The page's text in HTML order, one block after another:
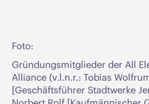
Foto:
Gründungsmitglieder der All
Alliance (v.l.n.r.: Tobias
[Geschäftsführer Stadtwerke